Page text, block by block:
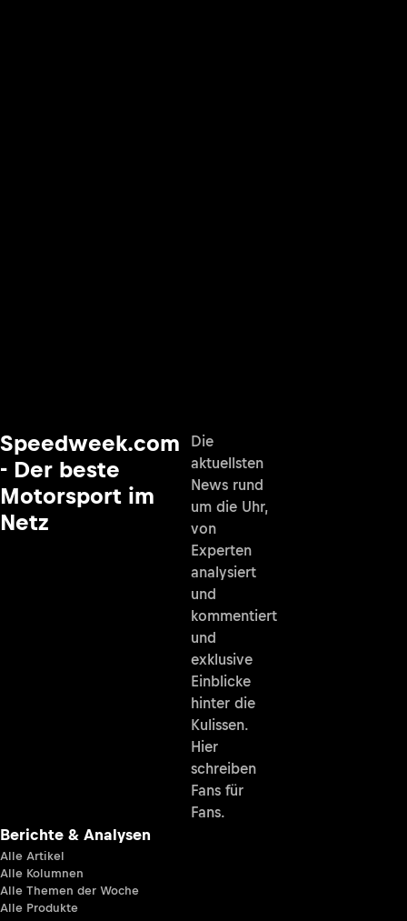
Speedweek.com
- Der beste
Motorsport im
Netz
Die
aktuellsten
News rund
um die Uhr,
von
Experten
analysiert
und
kommentiert
und
exklusive
Einblicke
hinter die
Kulissen.
Hier
schreiben
Fans für
Fans.
Berichte & Analysen
Alle Artikel
Alle Kolumnen
Alle Themen der Woche
Alle Produkte